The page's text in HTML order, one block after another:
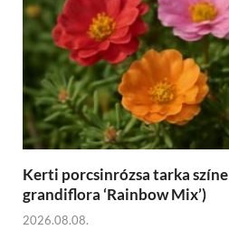
Kerti porcsinrózsa tarka
grandiflora ‘Rainbow Mix’)
2026.08.08.